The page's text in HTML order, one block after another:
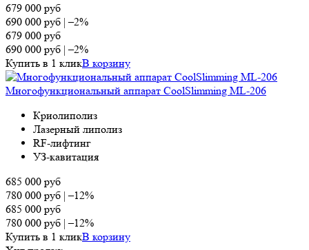
679 000 руб
690 000 руб |–2%
679 000 руб
690 000 руб |–2%
Купить в 1 кликВ корзину
Многофункциональный аппарат CoolSlimming ML-206
Криолиполиз
Лазерный липолиз
RF-лифтинг
УЗ-кавитация
685 000 руб
780 000 руб |–12%
685 000 руб
780 000 руб |–12%
Купить в 1 кликВ корзину